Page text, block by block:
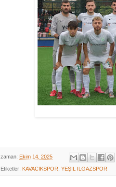
zaman: Ekim 14, 2025
Etiketler: KAVACIKSPOR YEŞİL ILGAZSPOR